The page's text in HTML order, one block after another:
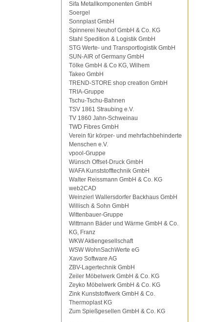
Sifa Metallkomponenten GmbH
Soergel
Sonnplast GmbH
Spinnerei Neuhof GmbH & Co. KG
Stahl Spedition & Logistik GmbH
STG Werte- und Transportlogistik GmbH
SUN-AIR of Germany GmbH
Tölke GmbH & Co KG, Wilhem
Takeo GmbH
TREND-STORE shop creation GmbH
TRIA-Gruppe
Tschu-Tschu-Bahnen
TSV 1861 Straubing e.V.
TV 1860 Jahn-Schweinau
TWD Fibres GmbH
Verein für körper- und mehrfachbehinderte
Menschen e.V.
vpool-Gruppe
Wünsch Offset-Druck GmbH
WAFA Kunststofftechnik GmbH
Walter Reissmann GmbH & Co. KG
web2CAD
Weinzierl Wallersdorfer Backhaus GmbH
Willisch & Sohn GmbH
Wittenbauer-Gruppe
Wittmann Bäder und Wärme GmbH & Co.
KG, Franz
WKW Aktiengesellschaft
WSW WohnSachWerte eG
Xavo Software AG
ZBV-Lagertechnik GmbH
Zeiler Möbelwerk GmbH & Co. KG
Zeyko Möbelwerk GmbH & Co. KG
Zink Kunststoffwerk GmbH & Co.
Thermoplast KG
Zum Spießgesellen GmbH & Co. KG